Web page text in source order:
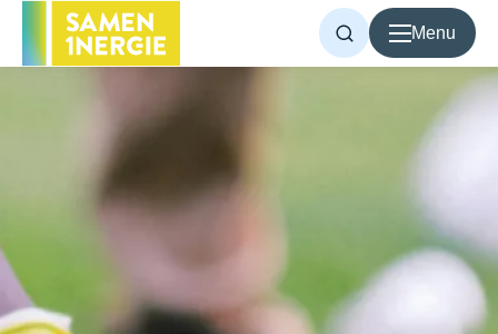
Menu
Voor inwoners
Voor bedrijven
Over Samen1Nergie